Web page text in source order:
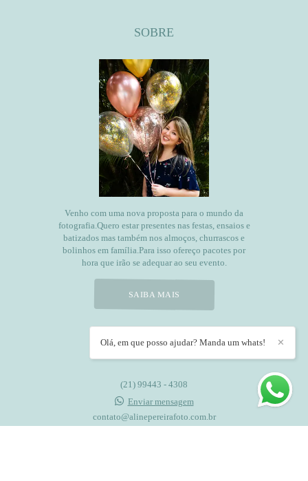
SOBRE
Venho com uma nova proposta para o mundo da
fotografia.Quero estar presentes nas festas, ensaios e
batizados mas também nos almoços, churrascos e
bolinhos em família.Para isso ofereço pacotes por
hora que irão se adequar ao seu evento.
SAIBA MAIS
(21) 99443 - 4308
Enviar mensagem
contato@alinepereirafoto.com.br
✕
Olá, em que posso ajudar? Manda um whats!